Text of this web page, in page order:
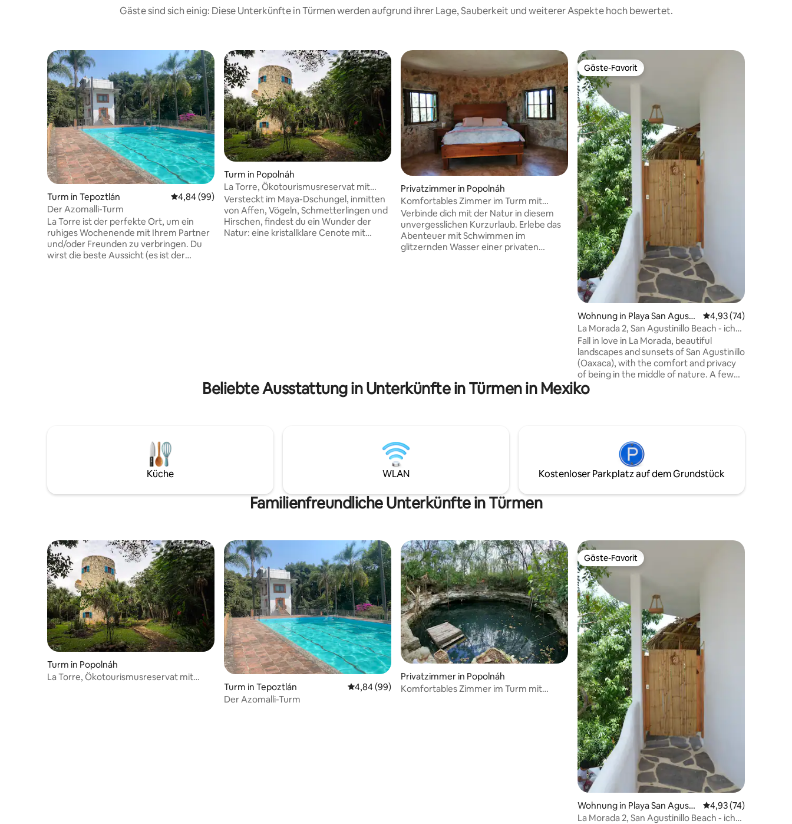
Gäste sind sich einig: Diese Unterkünfte in Türmen werden aufgrund ihrer Lage, Sauberkeit und weiterer Aspekte hoch bewertet.
Turm in Tepoztlán Durchschnittliche Bewertung: 4,84 von 5, 99 Bewertungen
4,84 (99)
Der Azomalli-Turm
La Torre ist der perfekte Ort, um ein
ruhiges Wochenende mit Ihrem Partner
und/oder Freunden zu verbringen. Du
wirst die beste Aussicht (es ist der
Turm in Popolnáh
La Torre, Ökotourismusreservat mit
Cenote
Versteckt im Maya-Dschungel, inmitten
von Affen, Vögeln, Schmetterlingen und
Hirschen, findest du ein Wunder der
Natur: eine kristallklare Cenote mit
Privatzimmer in Popolnáh
Komfortables Zimmer im Turm mit
privatem Cenote
Verbinde dich mit der Natur in diesem
unvergesslichen Kurzurlaub. Erlebe das
Abenteuer mit Schwimmen im
glitzernden Wasser einer privaten
Gäste-Favorit
Gäste-Favorit
Wohnung in Playa San Agusti
nillo
Durchschnittliche
4,93 (74)
La Morada 2, San Agustinillo Beach - ich
liebe das Meer!
Fall in love in La Morada, beautiful
landscapes and sunsets of San Agustinillo
(Oaxaca), with the comfort and privacy
of being in the middle of nature. A few
steps away you can enjoy a walk on the
beach, swim and feel the waves.
for a pleasant stay. La Morada is a project
made up of 5 cabins (La Morada 1,2,3,4,5)
in 2 towers.
Beliebte Ausstattung in Unterkünfte in Türmen in Mexiko
Küche WLAN Kostenloser Parkplatz auf dem Grundstück
Familienfreundliche Unterkünfte in Türmen
Turm in Popolnáh
La Torre, Ökotourismusreservat mit
Turm in Tepoztlán Durchschnittliche Bewertung: 4,84 von 5, 99 Bewertungen
4,84 (99)
Der Azomalli-Turm
Privatzimmer in Popolnáh
Komfortables Zimmer im Turm mit
Gäste-Favorit
Gäste-Favorit
Wohnung in Playa San Agusti
nillo
Durchschnittliche
4,93 (74)
La Morada 2, San Agustinillo Beach - ich